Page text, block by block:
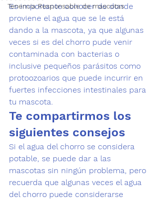
Tenencia Responsable de mascotas
Es importante conocer de donde
proviene el agua que se le está
dando a la mascota, ya que algunas
veces si es del chorro pude venir
contaminada con bacterias o
inclusive pequeños parásitos como
protoozoarios que puede incurrir en
fuertes infecciones intestinales para
tu mascota.
Te compartirmos los
siguientes consejos
Si el agua del chorro se considera
potable, se puede dar a las
mascotas sin ningún problema, pero
recuerda que algunas veces el agua
del chorro puede considerarse